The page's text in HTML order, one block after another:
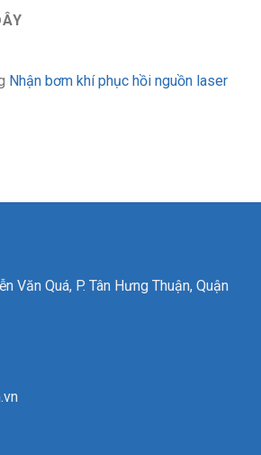
Nhận bơm khí phục hồi nguồn laser
Quá, P. Tân Hưng Thuận, Quận